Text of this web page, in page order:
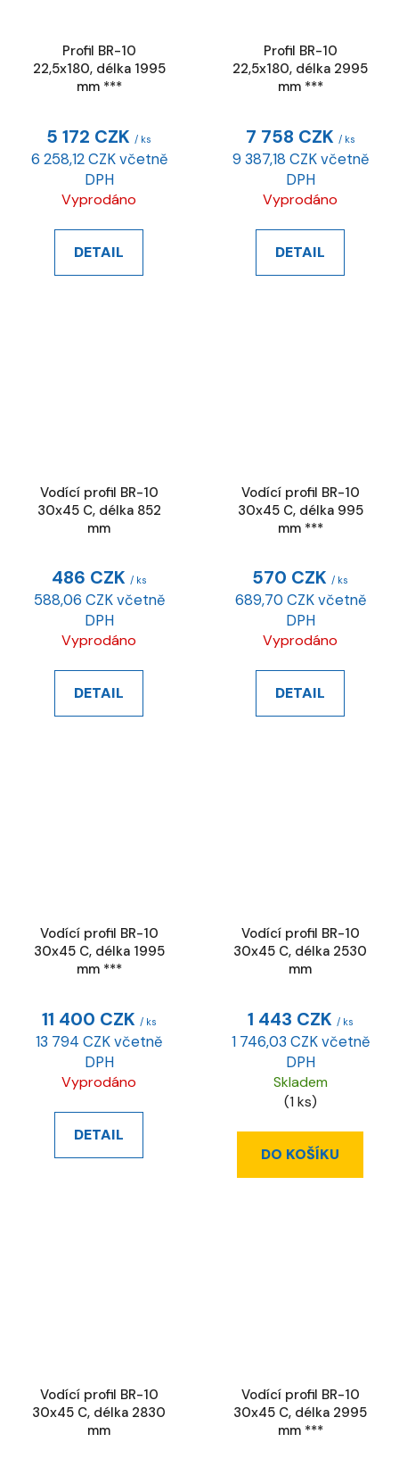
Profil BR-10
22,5x180, délka 1995
mm ***
5 172 CZK / ks
6 258,12 CZK včetně
DPH
Vyprodáno
DETAIL
Profil BR-10
22,5x180, délka 2995
mm ***
7 758 CZK / ks
9 387,18 CZK včetně
DPH
Vyprodáno
DETAIL
Vodící profil BR-10
30x45 C, délka 852
mm
486 CZK / ks
588,06 CZK včetně
DPH
Vyprodáno
DETAIL
Vodící profil BR-10
30x45 C, délka 995
mm ***
570 CZK / ks
689,70 CZK včetně
DPH
Vyprodáno
DETAIL
Vodící profil BR-10
30x45 C, délka 1995
mm ***
11 400 CZK / ks
13 794 CZK včetně
DPH
Vyprodáno
DETAIL
Vodící profil BR-10
30x45 C, délka 2530
mm
1 443 CZK / ks
1 746,03 CZK včetně
DPH
Skladem
(1 ks)
DO KOŠÍKU
Vodící profil BR-10
30x45 C, délka 2830
mm
Vodící profil BR-10
30x45 C, délka 2995
mm ***